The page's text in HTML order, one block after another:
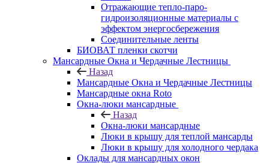
Отражающие тепло-паро-
гидроизоляционные материалы с
эффектом энергосбережения
Соединительные ленты
БИОВАТ пленки скотчи
Мансардные Окна и Чердачные Лестницы
Назад
Мансардные Окна и Чердачные Лестницы
Мансардные окна Roto
Окна-люки мансардные
Назад
Окна-люки мансардные
Люки в крышу для теплой мансарды
Люки в крышу для холодного чердака
Оклады для мансардных окон